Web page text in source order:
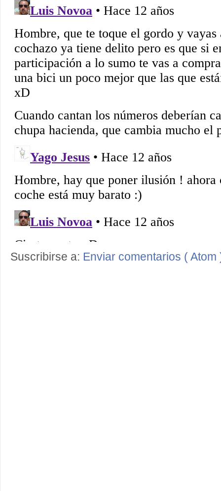
Suscribirse a: Enviar comentarios ( Atom